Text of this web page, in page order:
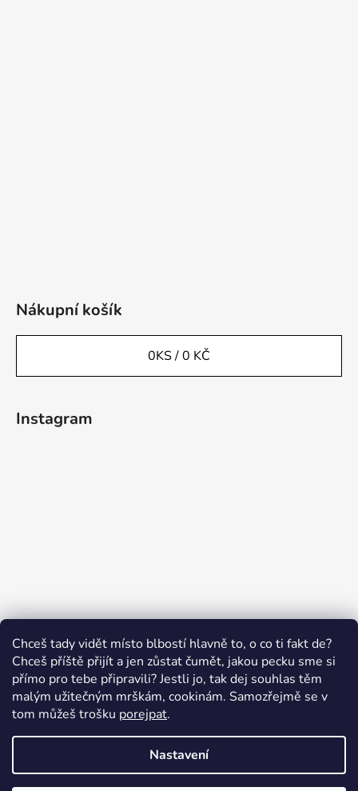
Chceš tady vidět místo blbostí hlavně to, o co ti fakt de?
Chceš příště přijít a jen zůstat čumět, jakou pecku sme si
přímo pro tebe připravili? Jestli jo, tak dej souhlas těm
malým užitečným mrškám, cookinám. Samozřejmě se v
tom můžeš trošku porejpat.
Nastavení
Nákupní košík
0KS /0 KČ
Instagram
Swissten.eu Česnekový ráj
Vytvořil Shoptet